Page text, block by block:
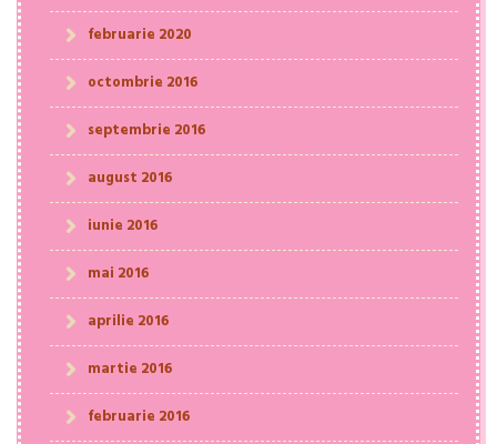
februarie 2020
octombrie 2016
septembrie 2016
august 2016
iunie 2016
mai 2016
aprilie 2016
martie 2016
februarie 2016